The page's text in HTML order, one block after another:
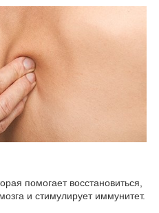
помогает восстановиться,
и стимулирует иммунитет.